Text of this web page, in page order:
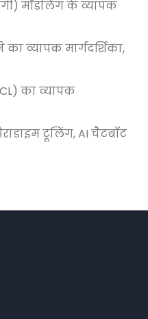
मॉडलिंग के व्यापक
व्यापक मार्गदर्शिका,
का व्यापक
टूलिंग, AI चैटबॉट